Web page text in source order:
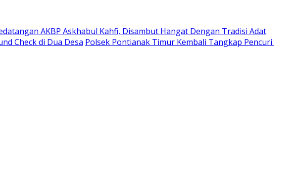
AKBP Askhabul Kahfi, Disambut Hangat Dengan Tradisi Adat
Check di Dua Desa Polsek Pontianak Timur Kembali Tangkap Pencuri